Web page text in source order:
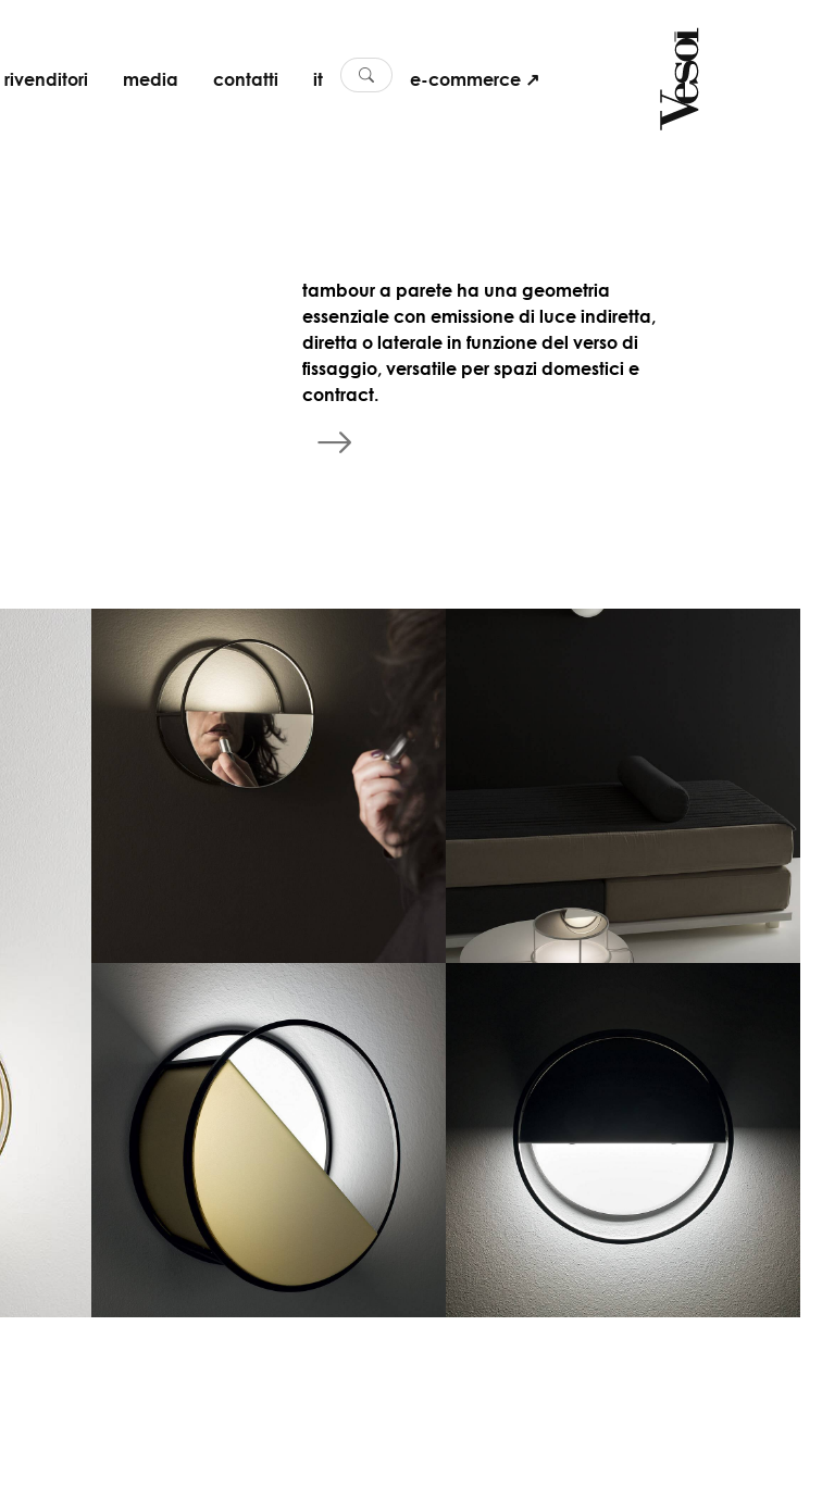
rivenditori media contatti it e-commerce ↗
tambour a parete ha una geometria
essenziale con emissione di luce indiretta,
diretta o laterale in funzione del verso di
fissaggio, versatile per spazi domestici e
contract.